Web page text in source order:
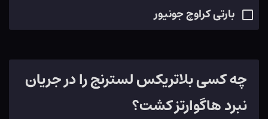
بارتی کراوچ جونیور
چه کسی بلاتریکس لسترنج را در جریان
نبرد هاگوارتز کشت؟